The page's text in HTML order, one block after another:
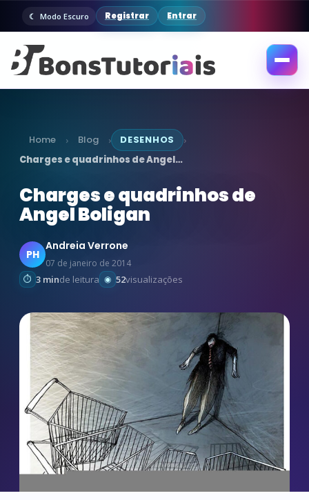
Modo Escuro Registrar Entrar
Abrir
Home › Blog › DESENHOS ›
Charges e quadrinhos de Angel…
Charges e quadrinhos de
Angel Boligan
PH
Andreia Verrone
07 de janeiro de 2014
3 minde leitura 52visualizações